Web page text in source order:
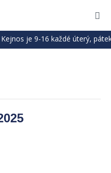
je 9-16 každé úterý, pátek,